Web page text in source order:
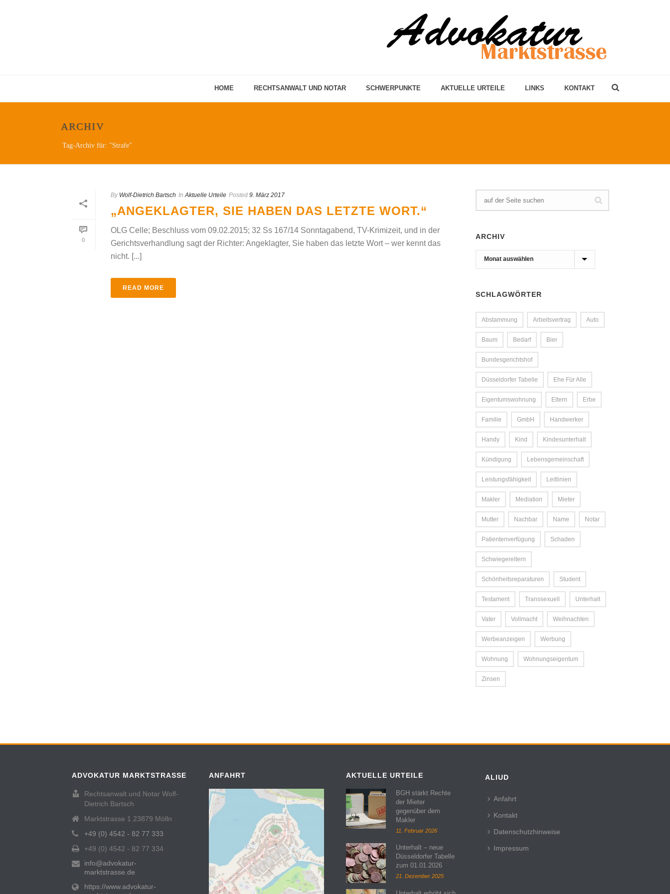
HOME RECHTSANWALT UND NOTAR SCHWERPUNKTE AKTUELLE URTEILE LINKS KONTAKT
ARCHIV
Tag-Archiv für: "Strafe"
0
By Wolf-Dietrich Bartsch In Aktuelle Urteile Posted 9. März 2017
„ANGEKLAGTER, SIE HABEN DAS LETZTE WORT.“
OLG Celle; Beschluss vom 09.02.2015; 32 Ss 167/14 Sonntagabend, TV-Krimizeit, und in der
Gerichtsverhandlung sagt der Richter: Angeklagter, Sie haben das letzte Wort – wer kennt das
nicht. [...]
READ MORE
ARCHIV
Archiv
SCHLAGWÖRTER
Abstammung Arbeitsvertrag Auto
Baum Bedarf Bier
Bundesgerichtshof
Düsseldorfer Tabelle Ehe Für Alle
Eigentumswohnung Eltern Erbe
Familie GmbH Handwerker
Handy Kind Kindesunterhalt
Kündigung Lebensgemeinschaft
Leistungsfähigkeit Leitlinien
Makler Mediation Mieter
Mutter Nachbar Name Notar
Patientenverfügung Schaden
Schwiegereltern
Schönheitsreparaturen Student
Testament Transsexuell Unterhalt
Vater Vollmacht Weihnachten
Werbeanzeigen Werbung
Wohnung Wohnungseigentum
Zinsen
ADVOKATUR MARKTSTRASSE
Rechtsanwalt und Notar Wolf-
Dietrich Bartsch
Marktstrasse 1 23879 Mölln
+49 (0) 4542 - 82 77 333
+49 (0) 4542 - 82 77 334
info@advokatur-
marktstrasse.de
https://www.advokatur-
ANFAHRT AKTUELLE URTEILE
BGH stärkt Rechte
der Mieter
gegenüber dem
Makler
11. Februar 2026
Unterhalt – neue
Düsseldorfer Tabelle
zum 01.01.2026
21. Dezember 2025
ALIUD
Anfahrt
Kontakt
Datenschutzhinweise
Impressum